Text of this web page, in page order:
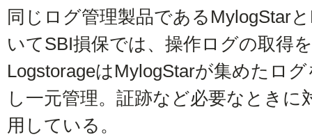
同じログ管理製品であるMylogStar
いてSBI損保では、操作ログの取得
LogstorageはMylogStarが集めたロ
し一元管理。証跡など必要なときに
用している。